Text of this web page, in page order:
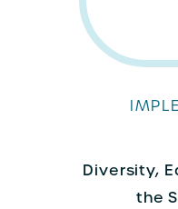
Diversity,
the